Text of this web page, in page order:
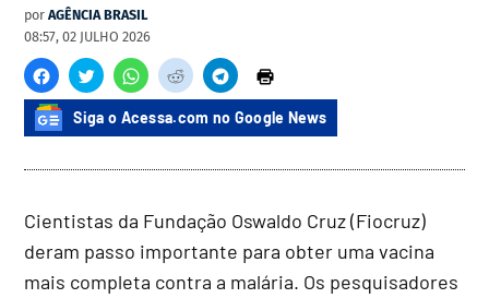
por AGÊNCIA BRASIL
08:57, 02 JULHO 2026
Siga o Acessa.com no Google News
Cientistas da Fundação Oswaldo Cruz (Fiocruz)
deram passo importante para obter uma vacina
mais completa contra a malária. Os pesquisadores